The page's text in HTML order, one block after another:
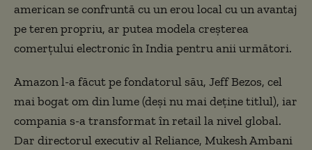
american se confruntă cu un erou local cu un avantaj
pe teren propriu, ar putea modela creșterea
comerțului electronic în India pentru anii următori.
Amazon l-a făcut pe fondatorul său, Jeff Bezos, cel
mai bogat om din lume (deși nu mai deține titlul), iar
compania s-a transformat în retail la nivel global.
Dar directorul executiv al Reliance, Mukesh Ambani